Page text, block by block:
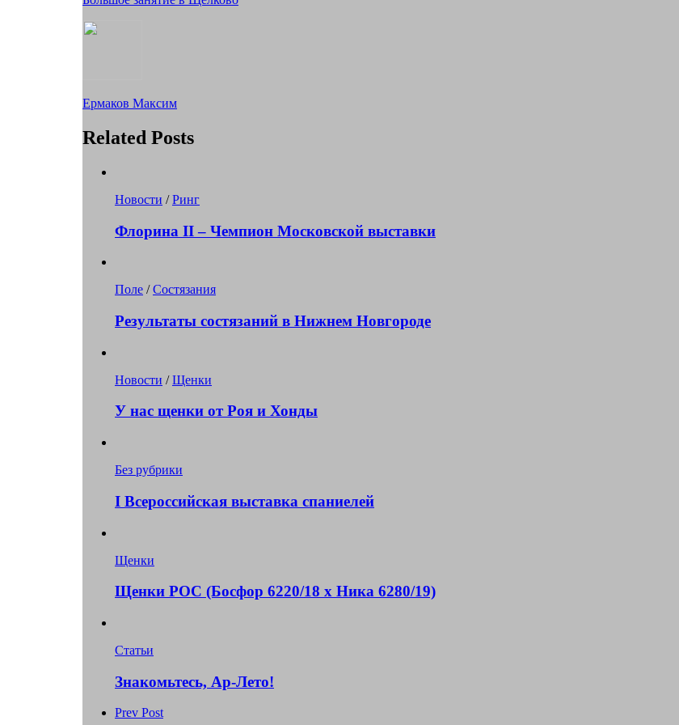
Ермаков Максим
Related Posts
Новости /Ринг
Флорина II – Чемпион Московской выставки
Поле /Состязания
Результаты состязаний в Нижнем Новгороде
Новости /Щенки
У нас щенки от Роя и Хонды
Без рубрики
I Всероссийская выставка спаниелей
Щенки
Щенки РОС (Босфор 6220/18 х Ника 6280/19)
Статьи
Знакомьтесь, Ар-Лето!
Prev Post